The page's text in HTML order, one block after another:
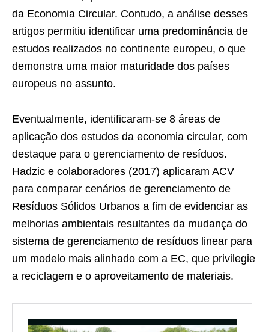
da Economia Circular. Contudo, a análise desses
artigos permitiu identificar uma predominância de
estudos realizados no continente europeu, o que
demonstra uma maior maturidade dos países
europeus no assunto.
Eventualmente, identificaram-se 8 áreas de
aplicação dos estudos da economia circular, com
destaque para o gerenciamento de resíduos.
Hadzic e colaboradores (2017) aplicaram ACV
para comparar cenários de gerenciamento de
Resíduos Sólidos Urbanos a fim de evidenciar as
melhorias ambientais resultantes da mudança do
sistema de gerenciamento de resíduos linear para
um modelo mais alinhado com a EC, que privilegie
a reciclagem e o aproveitamento de materiais.